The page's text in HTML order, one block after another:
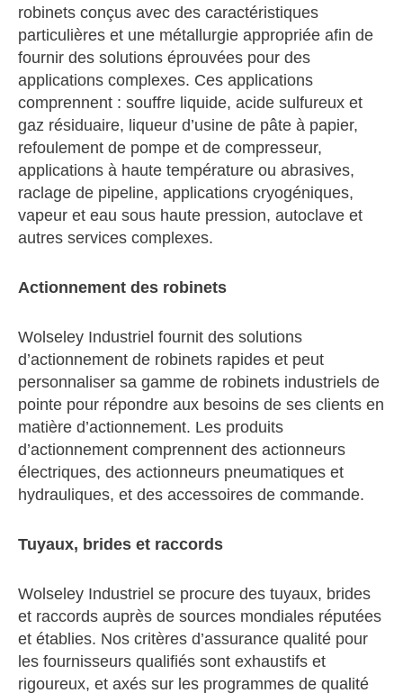
robinets conçus avec des caractéristiques
particulières et une métallurgie appropriée afin de
fournir des solutions éprouvées pour des
applications complexes. Ces applications
comprennent : souffre liquide, acide sulfureux et
gaz résiduaire, liqueur d’usine de pâte à papier,
refoulement de pompe et de compresseur,
applications à haute température ou abrasives,
raclage de pipeline, applications cryogéniques,
vapeur et eau sous haute pression, autoclave et
autres services complexes.
Actionnement des robinets
Wolseley Industriel fournit des solutions
d’actionnement de robinets rapides et peut
personnaliser sa gamme de robinets industriels de
pointe pour répondre aux besoins de ses clients en
matière d’actionnement. Les produits
d’actionnement comprennent des actionneurs
électriques, des actionneurs pneumatiques et
hydrauliques, et des accessoires de commande.
Tuyaux, brides et raccords
Wolseley Industriel se procure des tuyaux, brides
et raccords auprès de sources mondiales réputées
et établies. Nos critères d’assurance qualité pour
les fournisseurs qualifiés sont exhaustifs et
rigoureux, et axés sur les programmes de qualité